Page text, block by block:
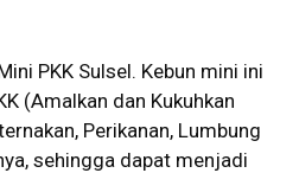
PKK Sulsel. Kebun mini ini
(Amalkan dan Kukuhkan
Perikanan, Lumbung
sehingga dapat menjadi